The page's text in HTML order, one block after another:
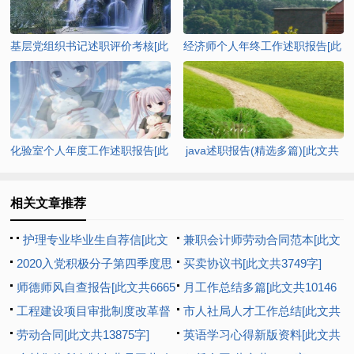
基层党组织书记述职评价考核[此
文共7202字]
经济师个人年终工作述职报告[此
文共9425字]
化验室个人年度工作述职报告[此
java述职报告(精选多篇)[此文共
相关文章推荐
护理专业毕业生自荐信[此文
共2402字]
兼职会计师劳动合同范本[此文
共1073字]
2020入党积极分子第四季度思
想汇报多篇新版【多篇】[此文
共8193字]
买卖协议书[此文共3749字]
师德师风自查报告[此文共6665
字]
月工作总结多篇[此文共10146
字]
工程建设项目审批制度改革督
查工作汇报[此文共1044字]
市人社局人才工作总结[此文共
992字]
劳动合同[此文共13875字]
英语学习心得新版资料[此文共